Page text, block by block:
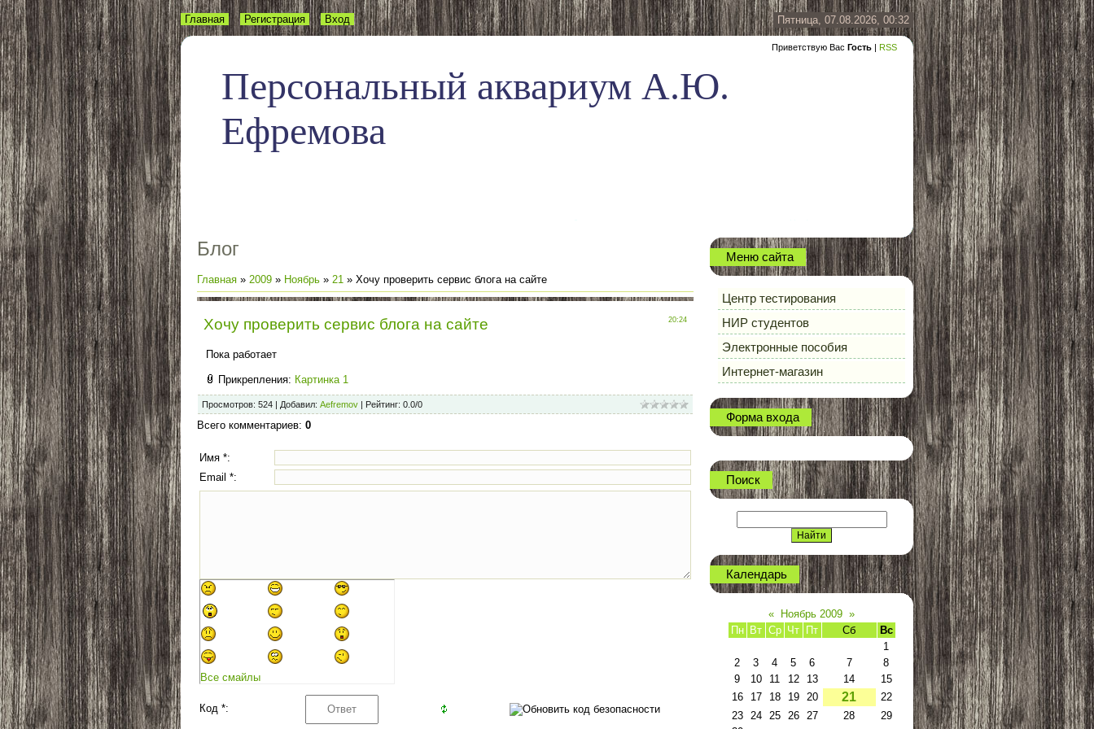
Пятница, 07.08.2026, 00:32
Приветствую Вас Гость | RSS
Персональный аквариум А.Ю.
Ефремова
Главная Регистрация Вход
Блог
Главная » 2009 » Ноябрь » 21 » Хочу проверить сервис блога на сайте
20:24
Хочу проверить сервис блога на сайте
Пока работает
Прикрепления: Картинка 1
Просмотров: 524 Добавил: Aefremov Рейтинг: 0.0/0
Всего комментариев: 0
Имя *:
Email *:
Все смайлы
Код *:
Меню сайта
Центр тестирования
НИР студентов
Электронные пособия
Интернет-магазин
Форма входа
Поиск
Календарь
« Ноябрь 2009 »
Пн Вт Ср Чт Пт Сб
Вс
1
2
3 4 5 6 7
8
9
10 11 12 13 14
15
16
17 18 19 20 21
22
23
24 25 26 27 28
29